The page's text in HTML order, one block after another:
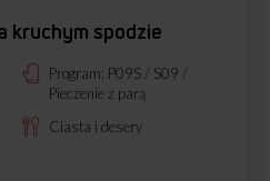
kruchym spodzie
Program: P09S / S09 /
Pieczenie z parą
Ciasta i desery